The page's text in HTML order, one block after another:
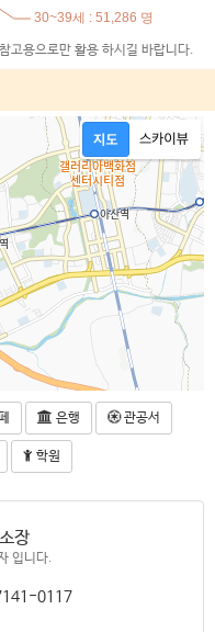
고용으로만 활용 하시길 바랍니다.
은행 관공서
학원
장
입니다.
0117